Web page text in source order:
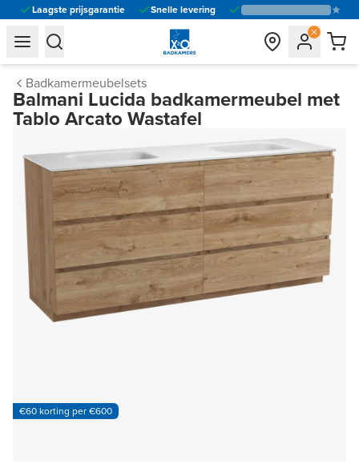
Laagste prijsgarantie Snelle levering
general.navigation.toggle_menu.label
general.navigation.toggle_menu.label
Badkamermeubelsets
Balmani Lucida badkamermeubel met
Tablo Arcato Wastafel
€60 korting per €600